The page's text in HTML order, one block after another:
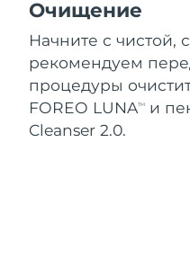
Очищение
Начните с чистой,
рекомендуем
процедуры
FOREO LUNATM
и
Cleanser 2.0.
Словения
Южно-Африканская
Республика